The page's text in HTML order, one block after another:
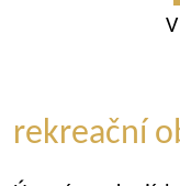
V
rekreační